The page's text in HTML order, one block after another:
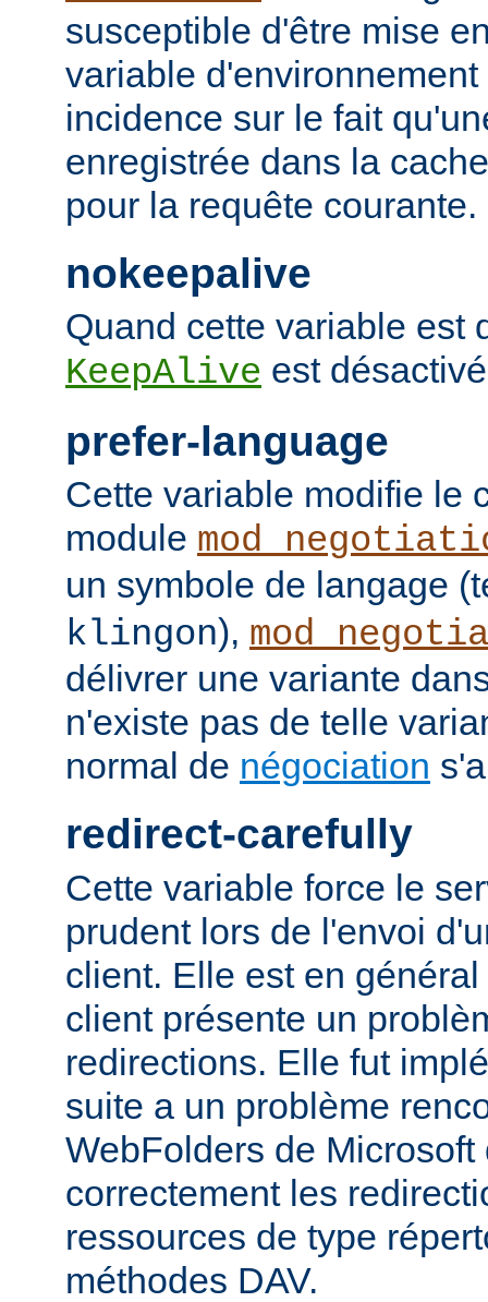
susceptible d'être mise
variable
incidence sur le fait
enregistrée dans la
pour la requête courante.
nokeepalive
Quand cette variable est
KeepAlive est
prefer-language
Cette variable modifie le
module
un symbole de langage
klingon),
délivrer une variante
n'existe pas de telle
normal de négociation
redirect-carefully
Cette variable force le
prudent lors de l'envoi
client. Elle est en
client présente un
redirections. Elle fut
suite a un problème
WebFolders de
correctement les
ressources de type
méthodes DAV.